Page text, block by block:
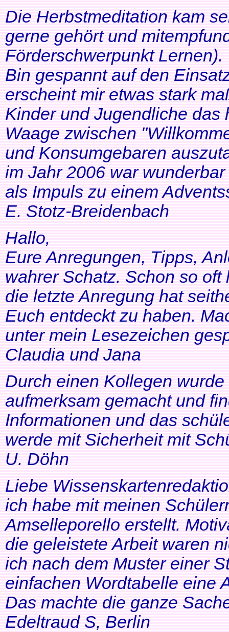
Die Herbstmeditation kam
gerne gehört und
Förderschwerpunkt Lernen).
Bin gespannt auf den
erscheint mir etwas stark
Kinder und Jugendliche das
Waage zwischen
und Konsumgebaren
im Jahr 2006 war
als Impuls zu einem
E. Stotz-Breidenbach
Hallo,
Eure Anregungen, Tipps,
wahrer Schatz. Schon so
die letzte Anregung hat
Euch entdeckt zu haben.
unter mein Lesezeichen
Claudia und Jana
Durch einen Kollegen
aufmerksam gemacht und
Informationen und das
werde mit Sicherheit mit
U. Döhn
Liebe
ich habe mit meinen
Amselleporello erstellt.
die geleistete Arbeit waren
ich nach dem Muster einer
einfachen Wordtabelle eine
Das machte die ganze
Edeltraud S, Berlin